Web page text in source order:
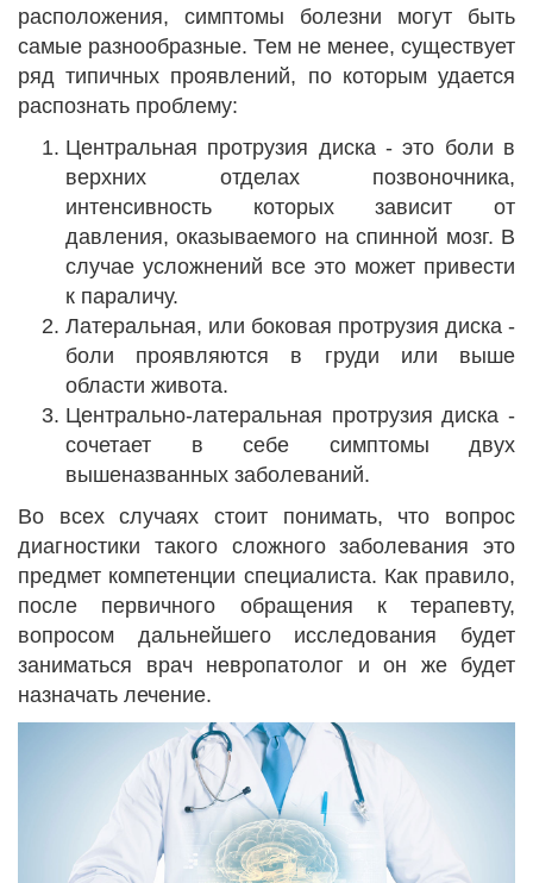
расположения, симптомы болезни могут быть
самые разнообразные. Тем не менее, существует
ряд типичных проявлений, по которым удается
распознать проблему:
Центральная протрузия диска - это боли в
верхних отделах позвоночника,
интенсивность которых зависит от
давления, оказываемого на спинной мозг. В
случае усложнений все это может привести
к параличу.
Латеральная, или боковая протрузия диска -
боли проявляются в груди или выше
области живота.
Центрально-латеральная протрузия диска -
сочетает в себе симптомы двух
вышеназванных заболеваний.
Во всех случаях стоит понимать, что вопрос
диагностики такого сложного заболевания это
предмет компетенции специалиста. Как правило,
после первичного обращения к терапевту,
вопросом дальнейшего исследования будет
заниматься врач невропатолог и он же будет
назначать лечение.